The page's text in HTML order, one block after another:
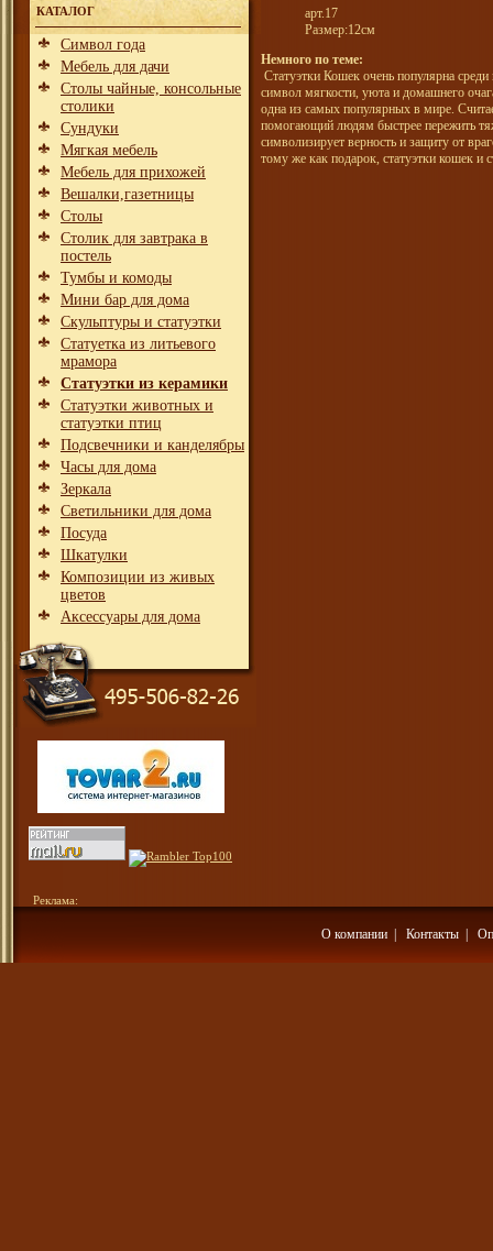
КАТАЛОГ
Символ года
Мебель для дачи
Столы чайные, консольные
столики
Сундуки
Мягкая мебель
Мебель для прихожей
Вешалки,газетницы
Столы
Столик для завтрака в
постель
Тумбы и комоды
Мини бар для дома
Скульптуры и статуэтки
Статуетка из литьевого
мрамора
Статуэтки из керамики
Статуэтки животных и
статуэтки птиц
Подсвечники и канделябры
Часы для дома
Зеркала
Светильники для дома
Посуда
Шкатулки
Композиции из живых
цветов
Аксессуары для дома
Реклама:
арт.17
Размер:12см
Немного по теме:
Статуэтки Кошек очень популярна
символ мягкости, уюта и домашнего
одна из самых популярных в мире.
помогающий людям быстрее пережить
символизирует верность и защиту от
тому же как подарок, статуэтки кошек и
О компании Контакты